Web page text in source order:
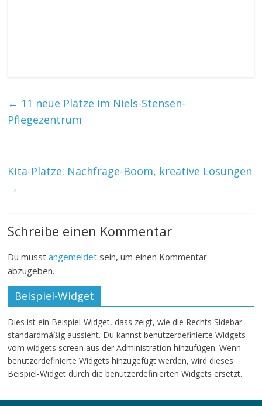
← 11 neue Plätze im Niels-Stensen-
Pflegezentrum
Kita-Plätze: Nachfrage-Boom, kreative Lösungen
→
Schreibe einen Kommentar
Du musstangemeldet sein, um einen Kommentar
abzugeben.
Beispiel-Widget
Dies ist ein Beispiel-Widget, dass zeigt, wie die Rechts Sidebar
standardmäßig aussieht. Du kannst benutzerdefinierte Widgets
vom widgets screen aus der Administration hinzufügen. Wenn
benutzerdefinierte Widgets hinzugefügt werden, wird dieses
Beispiel-Widget durch die benutzerdefinierten Widgets ersetzt.